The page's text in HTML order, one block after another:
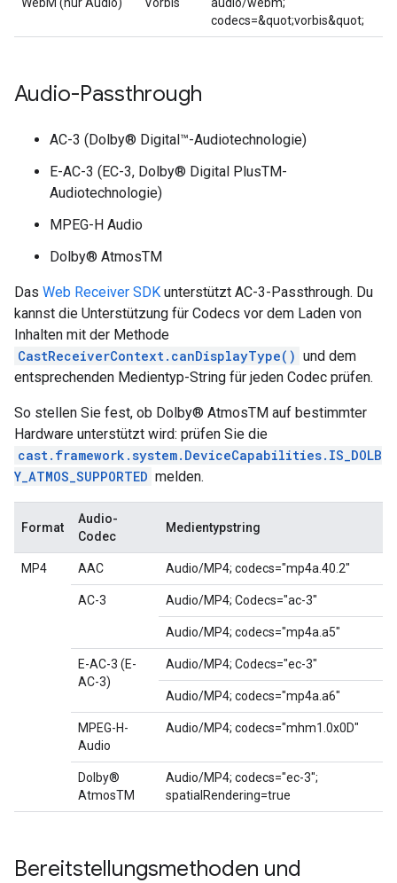
codecs=&quot;vorbis&quot;
Audio-Passthrough
AC-3 (Dolby® Digital™-Audiotechnologie)
E-AC-3 (EC-3, Dolby® Digital PlusTM-
Audiotechnologie)
MPEG-H Audio
Dolby® AtmosTM
Das Web Receiver SDK unterstützt AC-3-Passthrough. Du
kannst die Unterstützung für Codecs vor dem Laden von
Inhalten mit der Methode
CastReceiverContext.canDisplayType() und dem
entsprechenden Medientyp-String für jeden Codec prüfen.
So stellen Sie fest, ob Dolby® AtmosTM auf bestimmter
Hardware unterstützt wird: prüfen Sie die
cast.framework.system.DeviceCapabilities.IS_DOLB
Y_ATMOS_SUPPORTED melden.
Format
Audio-
Codec
Medientypstring
MP4 AAC Audio/MP4; codecs="mp4a.40.2"
AC-3 Audio/MP4; Codecs="ac-3"
Audio/MP4; codecs="mp4a.a5"
E-AC-3 (E-
AC-3)
Audio/MP4; Codecs="ec-3"
Audio/MP4; codecs="mp4a.a6"
MPEG-H-
Audio
Audio/MP4; codecs="mhm1.0x0D"
Dolby®
AtmosTM
Audio/MP4; codecs="ec-3";
spatialRendering=true
Bereitstellungsmethoden und